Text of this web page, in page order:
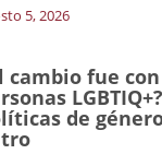
5, 2026
cambio fue
de